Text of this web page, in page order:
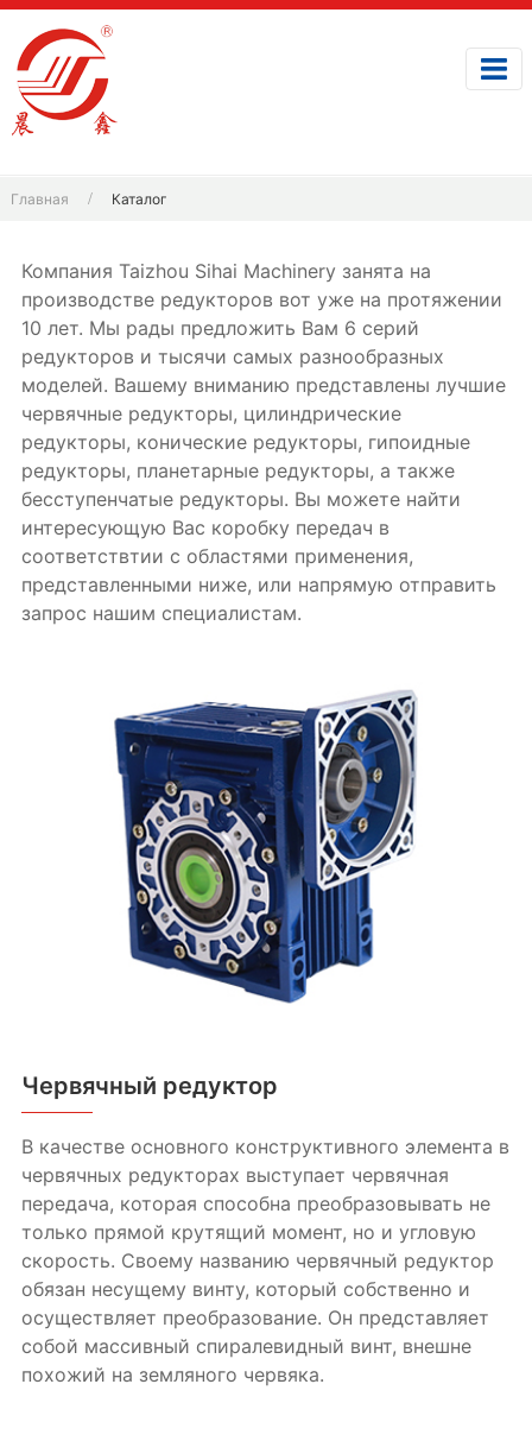
Главная Каталог
Компания Taizhou Sihai Machinery занята на
производстве редукторов вот уже на протяжении
10 лет. Мы рады предложить Вам 6 серий
редукторов и тысячи самых разнообразных
моделей. Вашему вниманию представлены лучшие
червячные редукторы, цилиндрические
редукторы, конические редукторы, гипоидные
редукторы, планетарные редукторы, а также
бесступенчатые редукторы. Вы можете найти
интересующую Вас коробку передач в
соответствтии с областями применения,
представленными ниже, или напрямую отправить
запрос нашим специалистам.
Червячный редуктор
В качестве основного конструктивного элемента в
червячных редукторах выступает червячная
передача, которая способна преобразовывать не
только прямой крутящий момент, но и угловую
скорость. Своему названию червячный редуктор
обязан несущему винту, который собственно и
осуществляет преобразование. Он представляет
собой массивный спиралевидный винт, внешне
похожий на земляного червяка.